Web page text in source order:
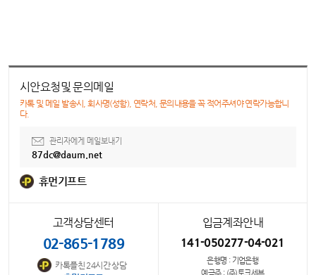
시안요청및 문의메일
카톡 및 메일 발송시, 회사명(성함), 연락처, 문의내용을 꼭 적어주셔야 연락가능합니
다.
관리자에게 메일보내기
87dc@daum.net
휴먼기프트
고객상담센터
02-865-1789
카톡플친 24시간 상담
입금계좌안내
141-050277-04-021
은행명 : 기업은행
예금주 : (주)토크세븐